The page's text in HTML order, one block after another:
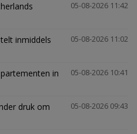
05-08-2026 11:42
05-08-2026 11:02
inmiddels
05-08-2026 10:41
in
05-08-2026 09:43
druk om